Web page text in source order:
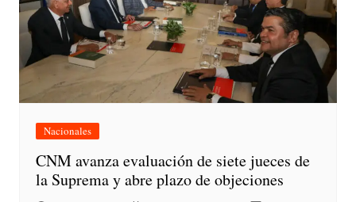
Nacionales
CNM avanza evaluación de siete jueces de
la Suprema y abre plazo de objeciones